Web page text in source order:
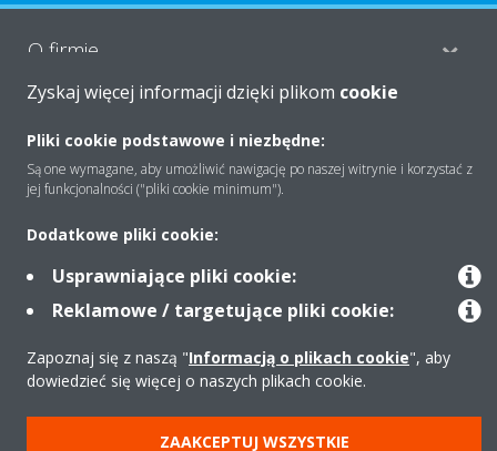
O firmie
Rozwiązania
Produkty
Copyright © Daikin
Zastrzeżenia prawne
Cookies
Polityka Ochrony Danych
Zyskaj więcej informacji dzięki plikom cookie
Pliki cookie podstawowe i niezbędne:
Są one wymagane, aby umożliwić nawigację po naszej witrynie i korzystać z
jej funkcjonalności ("pliki cookie minimum").
Dodatkowe pliki cookie:
Usprawniające pliki cookie:
Reklamowe / targetujące pliki cookie:
Zapoznaj się z naszą "Informacją o plikach cookie", aby
dowiedzieć się więcej o naszych plikach cookie.
ZAAKCEPTUJ WSZYSTKIE